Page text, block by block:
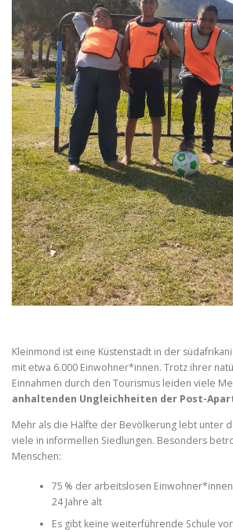
Kleinmond ist eine Küstenstadt in der
mit etwa 6.000 Einwohner*innen. Trotz ihrer
Einnahmen durch den Tourismus leiden viele
anhaltenden Ungleichheiten der Post-
Mehr als die Hälfte der Bevölkerung lebt unter
viele in informellen Siedlungen. Besonders
Menschen:
75 % der arbeitslosen
24 Jahre alt
Es gibt keine weiterführende Schule